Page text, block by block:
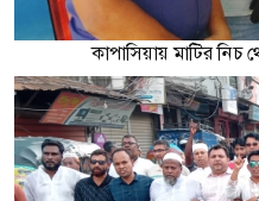
কাপাসিয়ায় মাটির নিচ